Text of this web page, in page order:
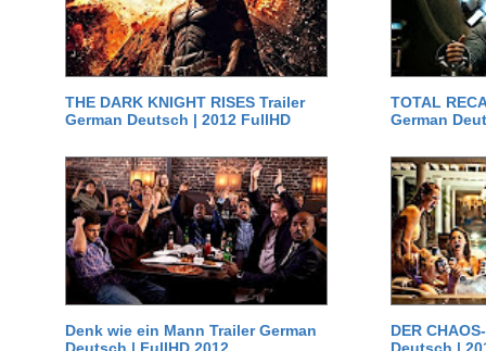
THE DARK KNIGHT RISES Trailer
German Deutsch | 2012 FullHD
TOTAL
German
Denk wie ein Mann Trailer German
DER